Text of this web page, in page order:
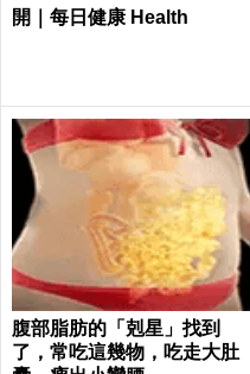
開｜每日健康 Health
腹部脂肪的「剋星」找到
了，常吃這幾物，吃走大肚